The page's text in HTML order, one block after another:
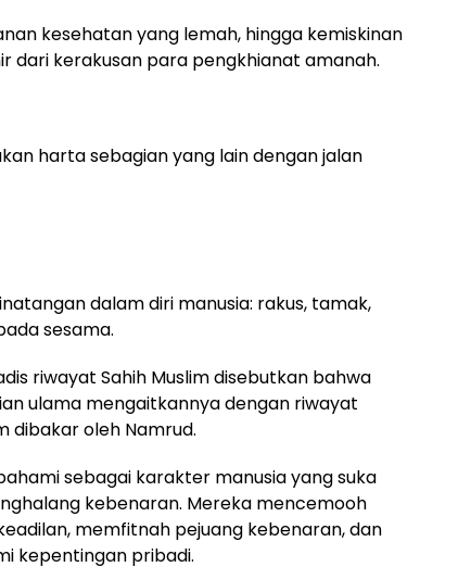
kesehatan yang lemah, hingga kemiskinan
dari kerakusan para pengkhianat amanah.
harta sebagian yang lain dengan jalan
dalam diri manusia: rakus, tamak,
sesama.
riwayat Sahih Muslim disebutkan bahwa
ulama mengaitkannya dengan riwayat
dibakar oleh Namrud.
sebagai karakter manusia yang suka
kebenaran. Mereka mencemooh
memfitnah pejuang kebenaran, dan
kepentingan pribadi.